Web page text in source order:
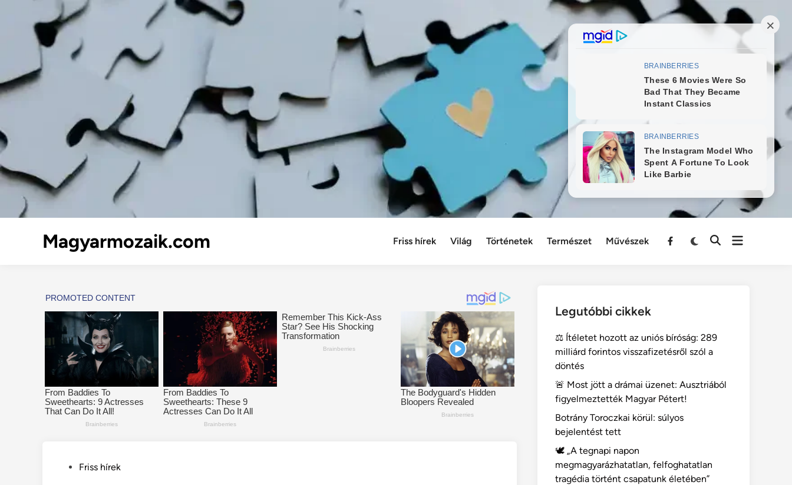
Magyarmozaik.com Friss hírek Világ Történetek Természet Művészek
Menu
PostedFriss hírek
Legutóbbi cikkek
⚖️ Ítéletet hozott az uniós bíróság: 289
milliárd forintos visszafizetésről szól a
döntés
🚨 Most jött a drámai üzenet: Ausztriából
figyelmeztették Magyar Pétert!
Botrány Toroczkai körül: súlyos
bejelentést tett
🕊️ „A tegnapi napon
megmagyarázhatatlan, felfoghatatlan
tragédia történt csapatunk életében”